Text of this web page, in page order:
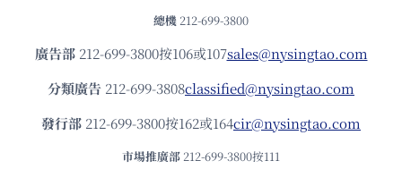
總機 212-699-3800
廣告部212-699-3800按106或107sales@nysingtao.com
分類廣告 212-699-3808classified@nysingtao.com
發⾏部 212-699-3800按162或164cir@nysingtao.com
市場推廣部 212-699-3800按111